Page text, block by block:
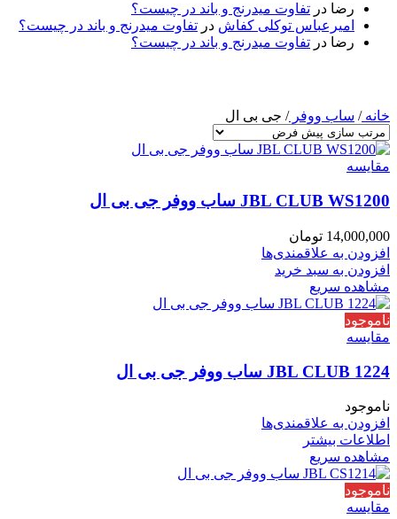
رضا در تفاوت میدرنج و باند در چیست؟
امیرعباس توکلی کفاش در تفاوت میدرنج و باند در چیست؟
رضا در تفاوت میدرنج و باند در چیست؟
خانه/ ساب ووفر/ جی بی ال
مقایسه
JBL CLUB WS1200 ساب ووفر جی بی ال
14,000,000 تومان
افزودن به علاقمندی‌ها
افزودن به سبد خرید
مشاهده سریع
ناموجود
مقایسه
JBL CLUB 1224 ساب ووفر جی بی ال
ناموجود
افزودن به علاقمندی‌ها
اطلاعات بیشتر
مشاهده سریع
ناموجود
مقایسه